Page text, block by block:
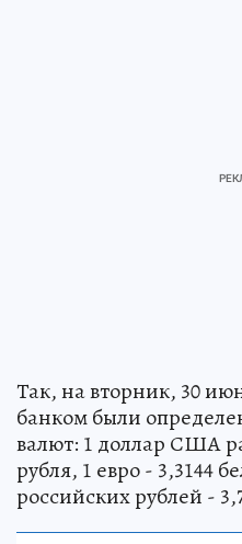
Так, на вторник, 30
банком были
валют: 1 доллар США
рубля, 1 евро - 3,3144
российских рублей -